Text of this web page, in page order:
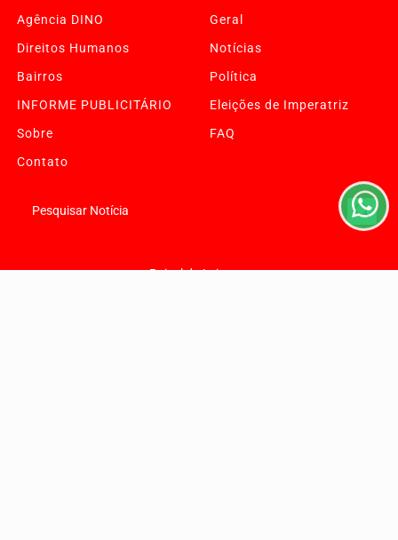
Agência DINO
Geral
Direitos Humanos
Notícias
Bairros
Política
INFORME PUBLICITÁRIO
Eleições de Imperatriz
Sobre
FAQ
Contato
Pesquisar Notícia
Painel do Leitor
Termos de Uso e Privacidade
Esse site utiliza cookies para melhorar sua experiência
de navegação. Ao continuar o acesso, entendemos que
Privacidade.
CLICANDO AQUI